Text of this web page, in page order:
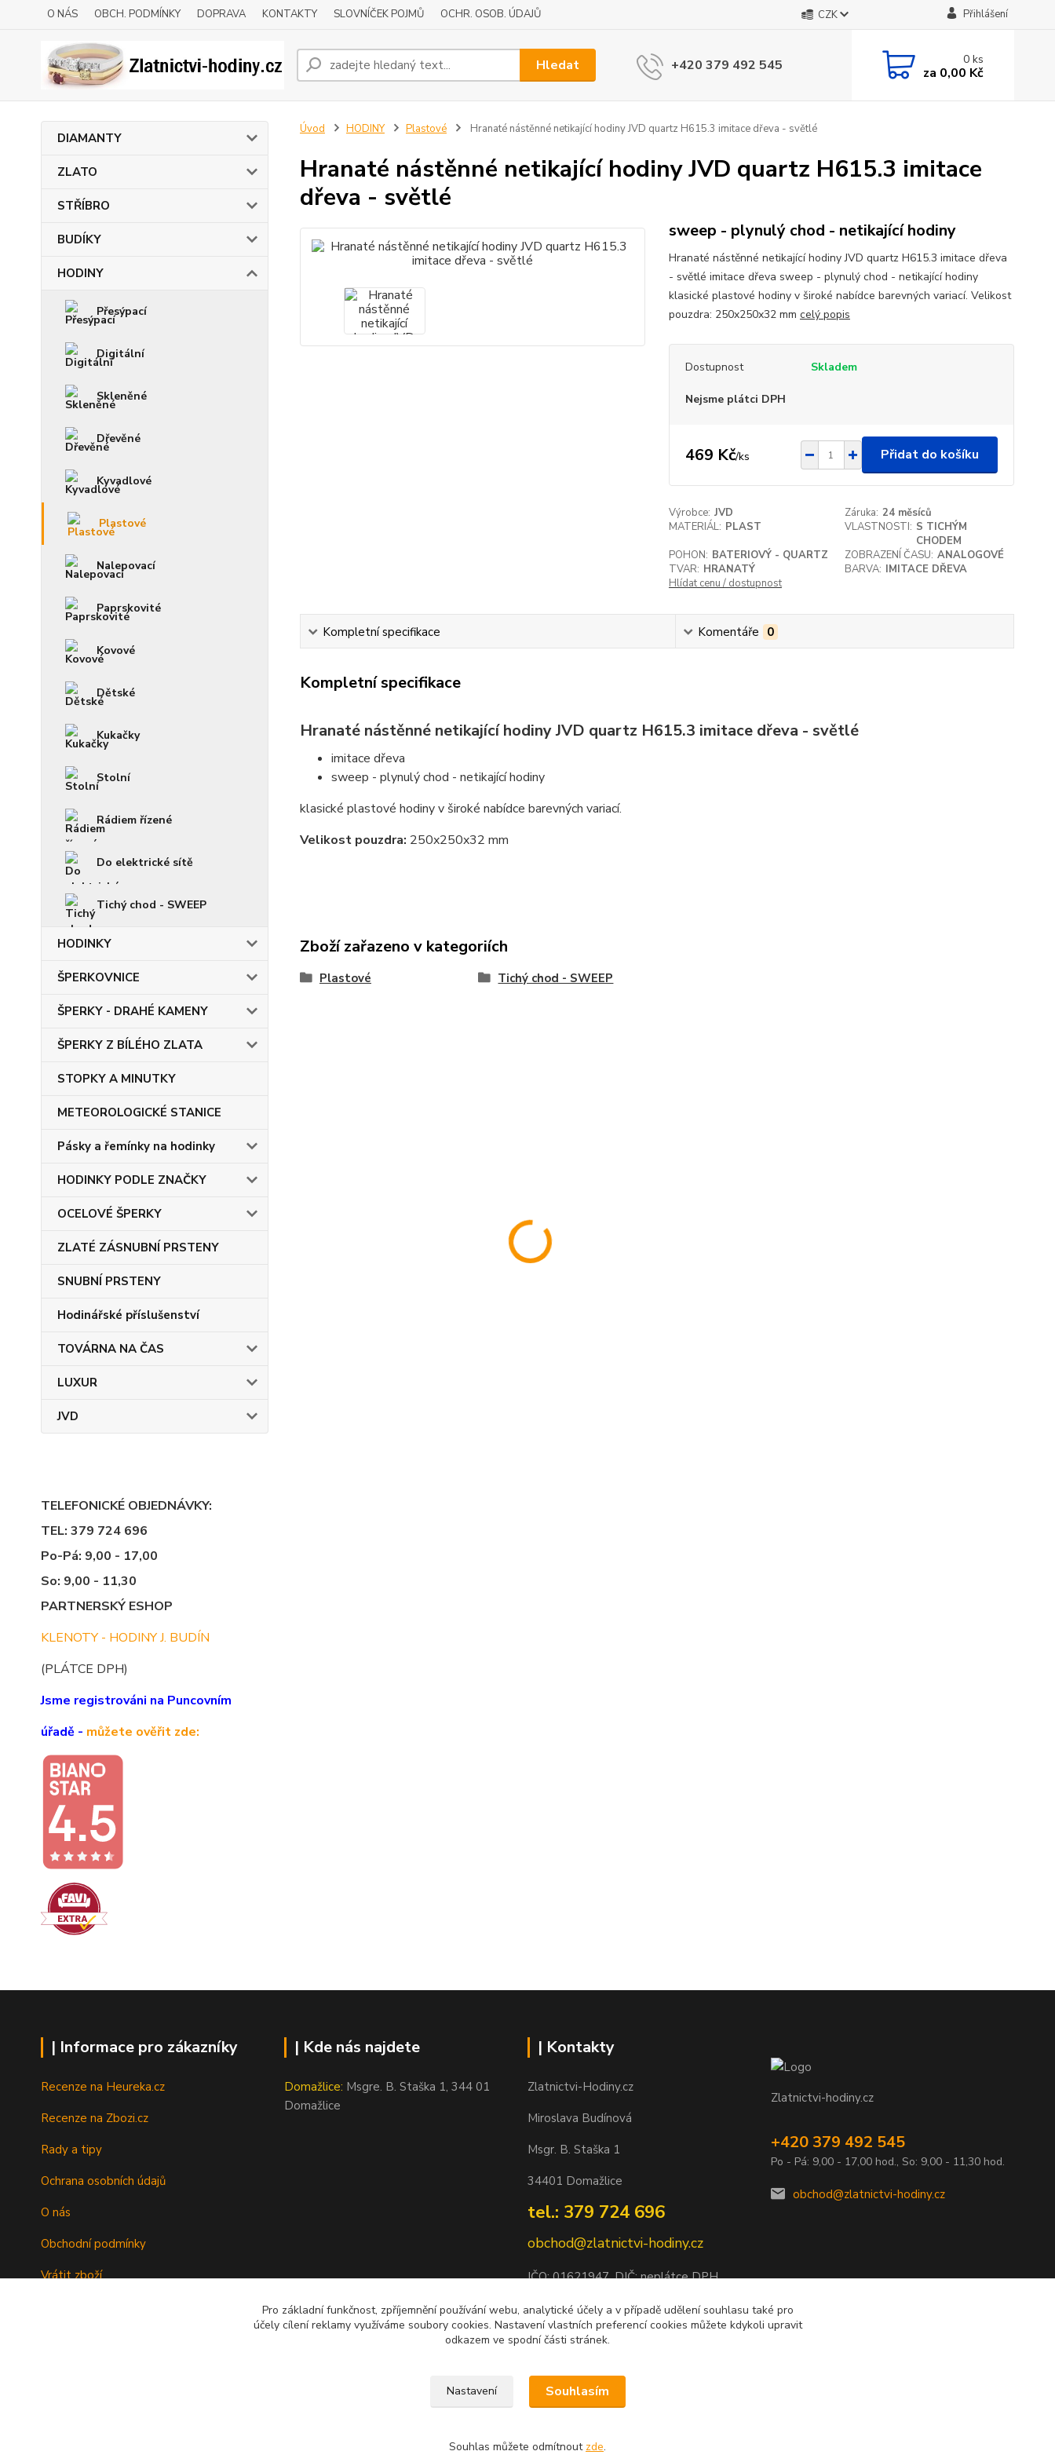
O NÁS OBCH. PODMÍNKY DOPRAVA KONTAKTY SLOVNÍČEK POJMŮ OCHR. OSOB. ÚDAJŮ CZK Přihlášení
Hledat +420 379 492 545 0ks
za 0,00 Kč
DIAMANTY
ZLATO
STŘÍBRO
BUDÍKY
HODINY
Přesýpací
Digitální
Skleněné
Dřevěné
Kyvadlové
Plastové
Nalepovací
Paprskovité
Kovové
Dětské
Kukačky
Stolní
Rádiem řízené
Do elektrické sítě
Tichý chod - SWEEP
HODINKY
ŠPERKOVNICE
ŠPERKY - DRAHÉ KAMENY
ŠPERKY Z BÍLÉHO ZLATA
STOPKY A MINUTKY
METEOROLOGICKÉ STANICE
Pásky a řemínky na hodinky
HODINKY PODLE ZNAČKY
OCELOVÉ ŠPERKY
ZLATÉ ZÁSNUBNÍ PRSTENY
SNUBNÍ PRSTENY
Hodinářské příslušenství
TOVÁRNA NA ČAS
LUXUR
JVD
TELEFONICKÉ OBJEDNÁVKY:
TEL: 379 724 696
Po-Pá: 9,00 - 17,00
So: 9,00 - 11,30
PARTNERSKÝ ESHOP
KLENOTY - HODINY J. BUDÍN
(PLÁTCE DPH)
Jsme registrováni na Puncovním
úřadě - můžete ověřit zde:
Úvod HODINY Plastové Hranaté nástěnné netikající hodiny JVD quartz H615.3 imitace dřeva - světlé
Hranaté nástěnné netikající hodiny JVD quartz H615.3 imitace
dřeva - světlé
sweep - plynulý chod - netikající hodiny
Hranaté nástěnné netikající hodiny JVD quartz H615.3 imitace dřeva
- světlé imitace dřeva sweep - plynulý chod - netikající hodiny
klasické plastové hodiny v široké nabídce barevných variací. Velikost
pouzdra: 250x250x32 mm celý popis
Dostupnost Skladem
Nejsme plátci DPH
469 Kč/ks Přidat do košíku
Výrobce: JVD Záruka: 24 měsíců
MATERIÁL: PLAST VLASTNOSTI: S TICHÝM
CHODEM
POHON: BATERIOVÝ - QUARTZ ZOBRAZENÍ ČASU: ANALOGOVÉ
TVAR: HRANATÝ BARVA: IMITACE DŘEVA
Hlídat cenu / dostupnost
Kompletní specifikace Komentáře 0
Kompletní specifikace
Hranaté nástěnné netikající hodiny JVD quartz H615.3 imitace dřeva - světlé
imitace dřeva
sweep - plynulý chod - netikající hodiny
klasické plastové hodiny v široké nabídce barevných variací.
Velikost pouzdra: 250x250x32 mm
Zboží zařazeno v kategoriích
Plastové Tichý chod - SWEEP
| Informace pro zákazníky
Recenze na Heureka.cz
Recenze na Zbozi.cz
Rady a tipy
Ochrana osobních údajů
O nás
Obchodní podmínky
Vrátit zboží
| Kde nás najdete
Domažlice: Msgre. B. Staška 1, 344 01
Domažlice
| Kontakty
Zlatnictvi-Hodiny.cz
Miroslava Budínová
Msgr. B. Staška 1
34401 Domažlice
tel.: 379 724 696
obchod@zlatnictvi-hodiny.cz
IČO: 01621947, DIČ: neplátce DPH
Bankovní spojení: 2500452838/2010
Zlatnictvi-hodiny.cz
+420 379 492 545
Po - Pá: 9,00 - 17,00 hod., So: 9,00 - 11,30 hod.
obchod@zlatnictvi-hodiny.cz
Pro základní funkčnost, zpříjemnění používání webu, analytické účely a v případě udělení souhlasu také pro
účely cílení reklamy využíváme soubory cookies. Nastavení vlastních preferencí cookies můžete kdykoli upravit
odkazem ve spodní části stránek.
Nastavení Souhlasím
Souhlas můžete odmítnout zde.